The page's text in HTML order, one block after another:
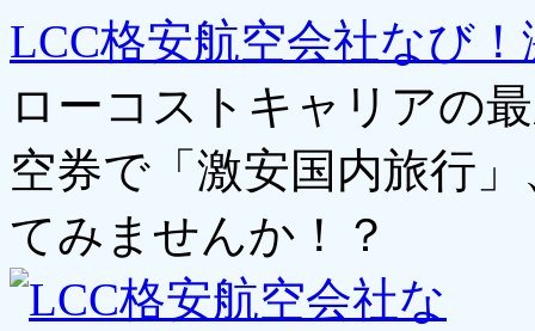
LCC格安航空会社なび
ローコストキャリアの
空券で「激安国内旅行
てみませんか！？